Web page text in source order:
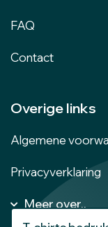
FAQ
Contact
Overige links
Algemene
Privacyverklaring
Meer over..
Kleding